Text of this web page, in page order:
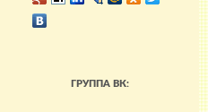
ГРУППА ВК: